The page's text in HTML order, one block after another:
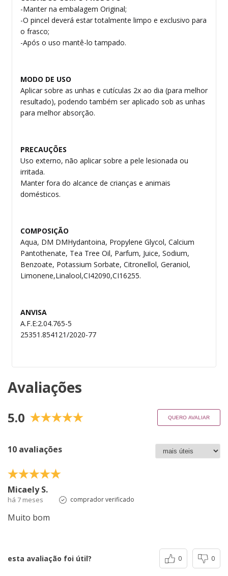
-Manter na embalagem Original;
-O pincel deverá estar totalmente limpo e exclusivo para
o frasco;
-Após o uso mantê-lo tampado.
MODO DE USO
Aplicar sobre as unhas e cutículas 2x ao dia (para melhor
resultado), podendo também ser aplicado sob as unhas
para melhor absorção.
PRECAUÇÕES
Uso externo, não aplicar sobre a pele lesionada ou
irritada.
Manter fora do alcance de crianças e animais
domésticos.
COMPOSIÇÃO
Aqua, DM DMHydantoina, Propylene Glycol, Calcium
Pantothenate, Tea Tree Oil, Parfum, Juice, Sodium,
Benzoate, Potassium Sorbate, Citronellol, Geraniol,
Limonene,Linalool,CI42090,CI16255.
ANVISA
A.F.E:2.04.765-5
25351.854121/2020-77
Avaliações
5.0 QUERO AVALIAR
10 avaliações
Micaely S.
há 7 meses comprador verificado
Muito bom
esta avaliação foi útil? 0 0